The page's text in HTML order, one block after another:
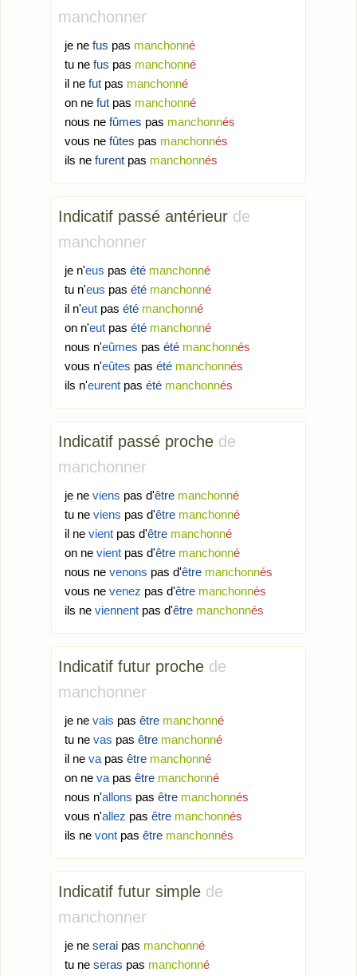
manchonner
je ne fus pas manchonné
tu ne fus pas manchonné
il ne fut pas manchonné
on ne fut pas manchonné
nous ne fûmes pas manchonnés
vous ne fûtes pas manchonnés
ils ne furent pas manchonnés
Indicatif passé antérieur de
manchonner
je n'eus pas été manchonné
tu n'eus pas été manchonné
il n'eut pas été manchonné
on n'eut pas été manchonné
nous n'eûmes pas été manchonnés
vous n'eûtes pas été manchonnés
ils n'eurent pas été manchonnés
Indicatif passé proche de
manchonner
je ne viens pas d'être manchonné
tu ne viens pas d'être manchonné
il ne vient pas d'être manchonné
on ne vient pas d'être manchonné
nous ne venons pas d'être manchonnés
vous ne venez pas d'être manchonnés
ils ne viennent pas d'être manchonnés
Indicatif futur proche de
manchonner
je ne vais pas être manchonné
tu ne vas pas être manchonné
il ne va pas être manchonné
on ne va pas être manchonné
nous n'allons pas être manchonnés
vous n'allez pas être manchonnés
ils ne vont pas être manchonnés
Indicatif futur simple de
manchonner
je ne serai pas manchonné
tu ne seras pas manchonné